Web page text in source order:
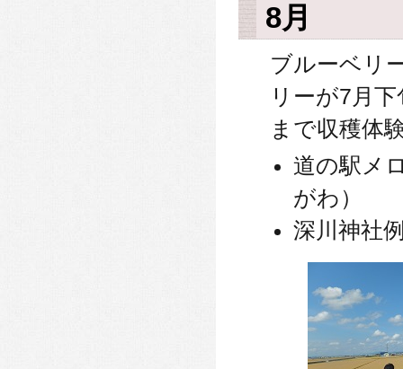
8月
ブルーベリ
リーが7月
まで収穫体
道の駅メ
がわ）
深川神社